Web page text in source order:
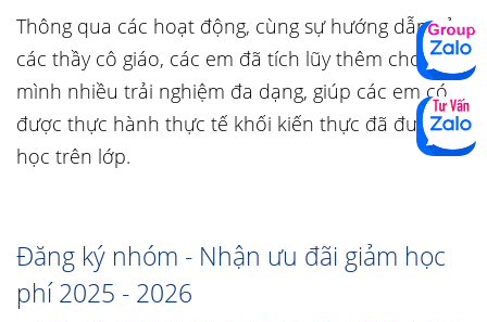
Thông qua các hoạt động, cùng sự hướng dẫn của
các thầy cô giáo, các em đã tích lũy thêm cho
mình nhiều trải nghiệm đa dạng, giúp các em có
được thực hành thực tế khối kiến thực đã được
học trên lớp.
Đăng ký nhóm - Nhận ưu đãi giảm học
phí 2025 - 2026